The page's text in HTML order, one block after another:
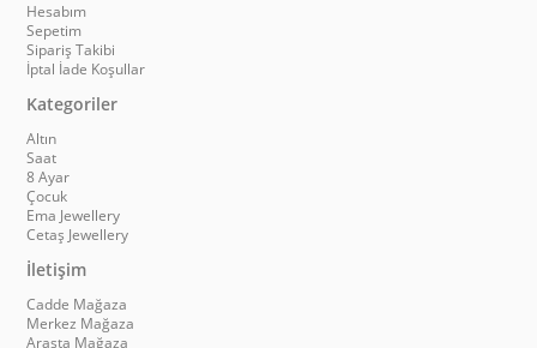
Hesabım
Sepetim
Sipariş Takibi
İptal İade Koşullar
Kategoriler
Altın
Saat
8 Ayar
Çocuk
Ema Jewellery
Cetaş Jewellery
İletişim
Cadde Mağaza
Merkez Mağaza
Arasta Mağaza